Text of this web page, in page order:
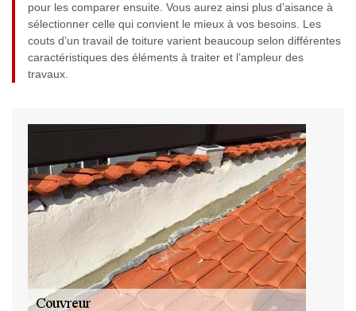
pour les comparer ensuite. Vous aurez ainsi plus d’aisance à
sélectionner celle qui convient le mieux à vos besoins. Les
couts d’un travail de toiture varient beaucoup selon différentes
caractéristiques des éléments à traiter et l’ampleur des
travaux.